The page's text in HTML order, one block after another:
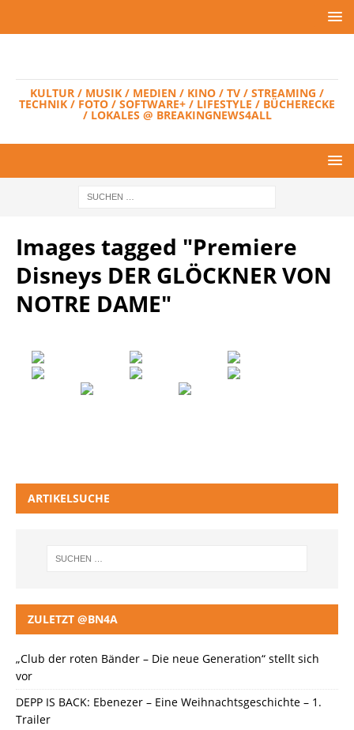
KULTUR / MUSIK / MEDIEN / KINO / TV / STREAMING /
TECHNIK / FOTO / SOFTWARE+ / LIFESTYLE / BÜCHERECKE
/ LOKALES @ BREAKINGNEWS4ALL
Images tagged "Premiere
Disneys DER GLÖCKNER VON
NOTRE DAME"
ARTIKELSUCHE
ZULETZT @BN4A
„Club der roten Bänder – Die neue Generation“ stellt sich
vor
DEPP IS BACK: Ebenezer – Eine Weihnachtsgeschichte – 1.
Trailer